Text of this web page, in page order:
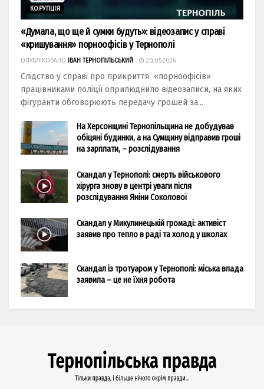
КОРУПЦІЯ
«Думала, що ще й сумки будуть»: відеозапис у справі
«кришування» порноофісів у Тернополі
ОПУБЛІКОВАНО ІВАН ТЕРНОПІЛЬСЬКИЙ 20.05.2026
Слідство у справі про прикриття «порноофісів»
працівниками поліції оприлюднило відеозаписи, на яких
фігуранти обговорюють передачу грошей за...
На Херсонщині Тернопільщина не добудував
обіцяні будинки, а на Сумщину відправив гроші
на зарплати, – розслідування
Скандал у Тернополі: смерть військового
хірурга знову в центрі уваги після
розслідування Яніни Соколової
Скандал у Микулинецькій громаді: активіст
заявив про тепло в раді та холод у школах
Скандал із тротуаром у Тернополі: міська влада
заявила – це не їхня робота